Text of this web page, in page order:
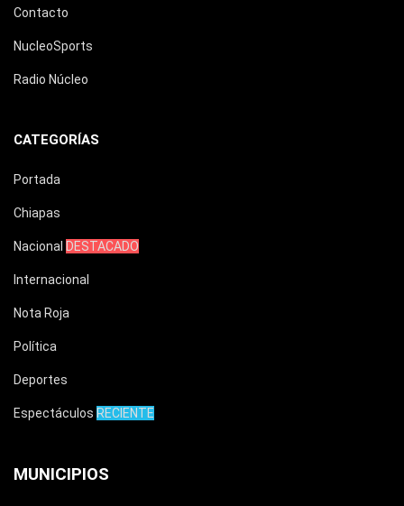
Contacto
NucleoSports
Radio Núcleo
CATEGORÍAS
Portada
Chiapas
Nacional DESTACADO
Internacional
Nota Roja
Política
Deportes
Espectáculos RECIENTE
MUNICIPIOS